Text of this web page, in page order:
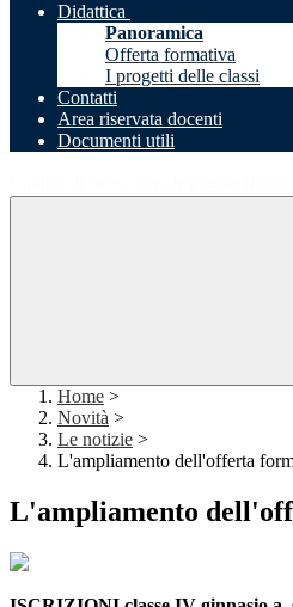
Didattica
Panoramica
Offerta formativa
I progetti delle classi
Contatti
Area riservata docenti
Documenti utili
Home >
Novità >
Le notizie >
L'ampliamento dell'offerta
L'ampliamento